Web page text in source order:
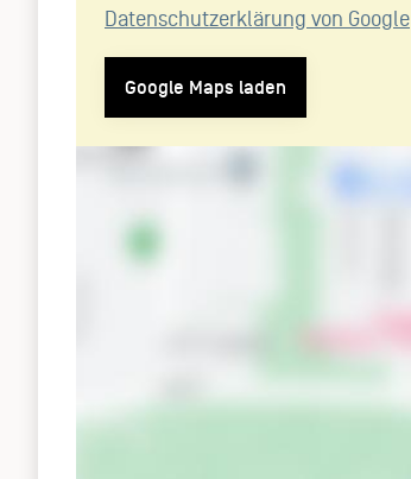
Datenschutzerklärung von Google
Google Maps laden